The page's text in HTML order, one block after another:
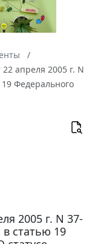
апреля 2005 г. N
Федерального
2005 г. N 37-
статью 19